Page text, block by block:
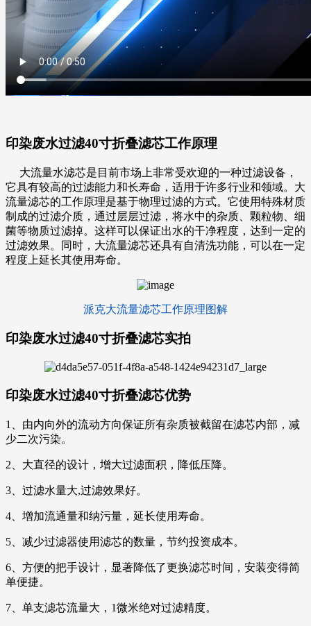
印染废水过滤40寸折叠滤芯工作原理
大流量水滤芯是目前市场上非常受欢迎的一种过滤设备，
它具有较高的过滤能力和长寿命，适用于许多行业和领域。大
流量滤芯的工作原理是基于物理过滤的方式。它使用特殊材质
制成的过滤介质，通过层层过滤，将水中的杂质、颗粒物、细
菌等物质过滤掉。这样可以保证出水的干净程度，达到一定的
过滤效果。同时，大流量滤芯还具有自清洗功能，可以在一定
程度上延长其使用寿命。
派克大流量滤芯工作原理图解
印染废水过滤40寸折叠滤芯实拍
印染废水过滤40寸折叠滤芯优势
1、由内向外的流动方向保证所有杂质被截留在滤芯内部，减
少二次污染。
2、大直径的设计，增大过滤面积，降低压降。
3、过滤水量大,过滤效果好。
4、增加流通量和纳污量，延长使用寿命。
5、减少过滤器使用滤芯的数量，节约投资成本。
6、方便的把手设计，显著降低了更换滤芯时间，安装变得简
单便捷。
7、单支滤芯流量大，1微米绝对过滤精度。